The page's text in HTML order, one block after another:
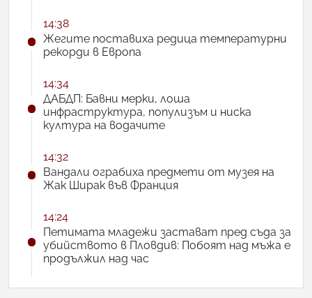
14:38
Жегите поставиха редица температурни
рекорди в Европа
14:34
ДАБДП: Бавни мерки, лоша
инфраструктура, популизъм и ниска
култура на водачите
14:32
Вандали ограбиха предмети от музея на
Жак Ширак във Франция
14:24
Петимата младежи застават пред съда за
убийството в Пловдив: Побоят над мъжа е
продължил над час